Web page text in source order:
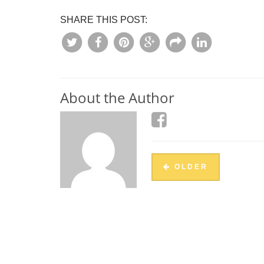
SHARE THIS POST:
About the Author
OLDER